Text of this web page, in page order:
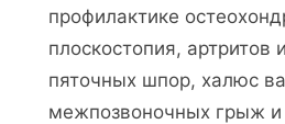
профилактике
плоскостопия, артритов
пяточных шпор, халюс
межпозвоночных грыж и